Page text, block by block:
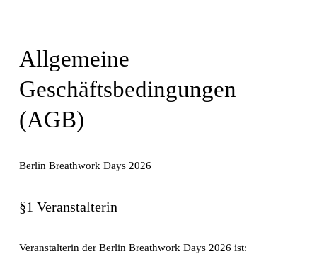
Allgemeine
Geschäftsbedingungen
(AGB)
Berlin Breathwork Days 2026
§1 Veranstalterin
Veranstalterin der Berlin Breathwork Days 2026 ist: